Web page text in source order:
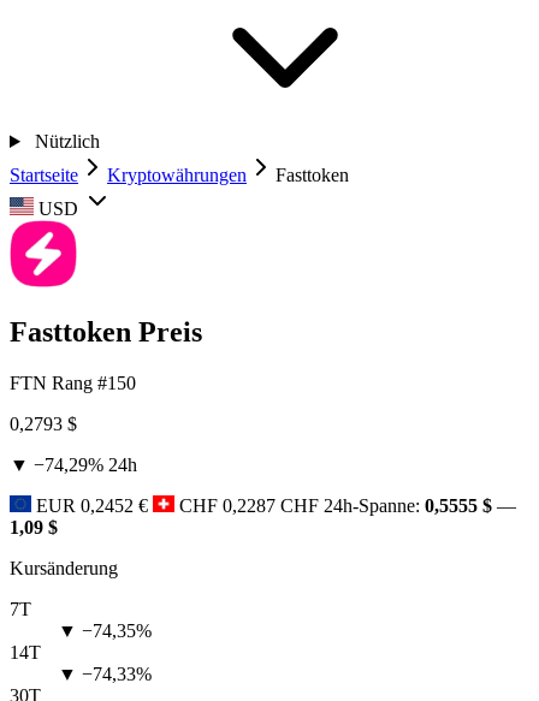
Nützlich
Startseite
Kryptowährungen
Fasttoken
USD
Fasttoken Preis
FTN Rang #150
0,2793 $
▼ −74,29% 24h
EUR 0,2452 € CHF 0,2287 CHF 24h-Spanne: 0,5555 $ —
1,09 $
Kursänderung
7T
▼ −74,35%
14T
▼ −74,33%
30T